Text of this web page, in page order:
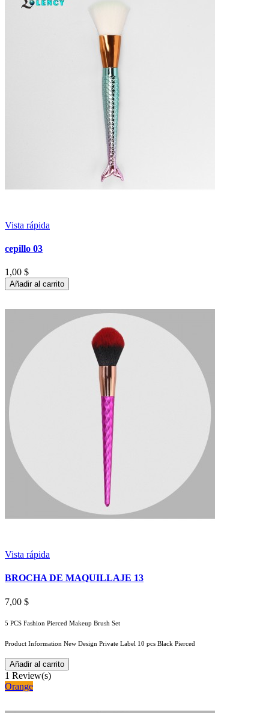
Vista rápida
cepillo 03
1,00 $
Añadir al carrito
Vista rápida
BROCHA DE MAQUILLAJE 13
7,00 $
5 PCS Fashion Pierced Makeup Brush Set
Product Information New Design Private Label 10 pcs Black Pierced
Añadir al carrito
1 Review(s)
Orange